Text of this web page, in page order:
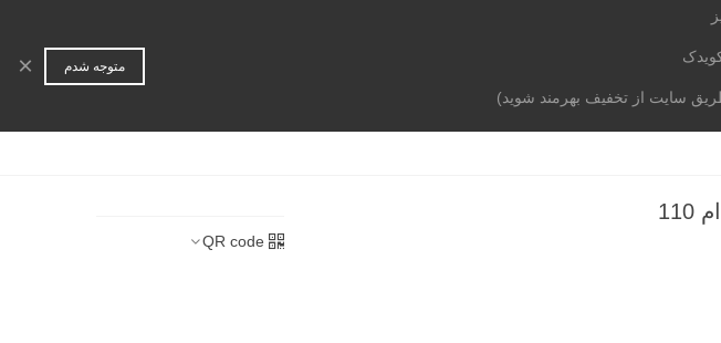
لیست شعب تماس با ما
QR code
سایت از تخفیف بهرمند شوید)
متوجه شدم ×